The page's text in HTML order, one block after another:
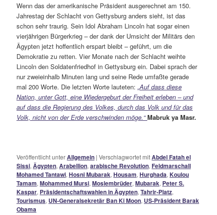
Wenn das der amerikanische Präsident ausgerechnet am 150.
Jahrestag der Schlacht von Gettysburg anders sieht, ist das
schon sehr traurig. Sein Idol Abraham Lincoln hat sogar einen
vierjährigen Bürgerkrieg – der dank der Umsicht der Militärs den
Ägypten jetzt hoffentlich erspart bleibt – geführt, um die
Demokratie zu retten. Vier Monate nach der Schlacht weihte
Lincoln den Soldatenfriedhof in Gettysburg ein. Dabei sprach der
nur zweieinhalb Minuten lang und seine Rede umfaßte gerade
mal 200 Worte. Die letzten Worte lauteten:„Auf dass diese
Nation, unter Gott, eine Wiedergeburt der Freiheit erleben – und
auf dass die Regierung des Volkes, durch das Volk und für das
Volk, nicht von der Erde verschwinden möge.“Mabruk ya Masr.
Veröffentlicht unterAllgemein |Verschlagwortet mitAbdel Fatah el
Sissi,Ägypten,Arabellion,arabische Revolution,Feldmarschall
Mohamed Tantawi,Hosni Mubarak,Housam,Hurghada,Koulou
Tamam,Mohammed Mursi,Moslembrüder,Mubarak, Peter S.
Kaspar, Präsidentschaftswahlen in Ägypten,Tahrir-Platz,
Tourismus, UN-Generalsekretär Ban Ki Moon, US-Präsident Barak
Obama